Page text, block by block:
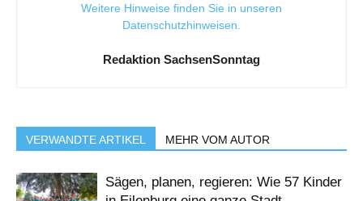
Weitere Hinweise finden Sie in unseren
Datenschutzhinweisen
Redaktion SachsenSonntag
VERWANDTE ARTIKEL MEHR VOM AUTOR
Sägen, planen, regieren: Wie 57 Kinder